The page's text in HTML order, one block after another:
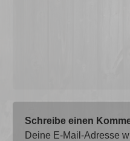
Schreibe einen
Deine E-Mail-Adresse